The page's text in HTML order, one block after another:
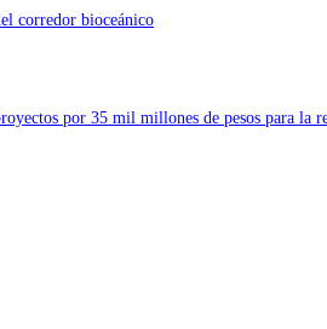
corredor bioceánico
por 35 mil millones de pesos para la